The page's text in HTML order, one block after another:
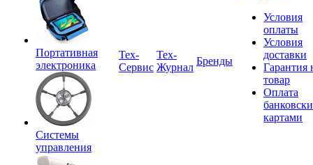
Портативная
электроника
Системы
управления
Tex-
Сервис
Тех-
Журнал
Бренды
Условия
оплаты
Условия
доставки
Гарантия
товар
Оплата
картами